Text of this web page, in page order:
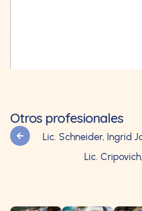
Otros profesionales
Lic. Schneider, Ingrid
Lic.